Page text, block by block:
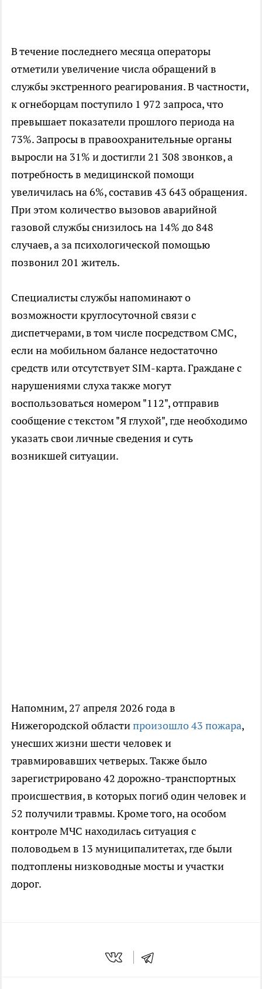
В течение последнего месяца операторы
отметили увеличение числа обращений в
службы экстренного реагирования. В частности,
к огнеборцам поступило 1 972 запроса, что
превышает показатели прошлого периода на
73%. Запросы в правоохранительные органы
выросли на 31% и достигли 21 308 звонков, а
потребность в медицинской помощи
увеличилась на 6%, составив 43 643 обращения.
При этом количество вызовов аварийной
газовой службы снизилось на 14% до 848
случаев, а за психологической помощью
позвонил 201 житель.
Специалисты службы напоминают о
возможности круглосуточной связи с
диспетчерами, в том числе посредством СМС,
если на мобильном балансе недостаточно
средств или отсутствует SIM-карта. Граждане с
нарушениями слуха также могут
воспользоваться номером "112", отправив
сообщение с текстом "Я глухой", где необходимо
указать свои личные сведения и суть
возникшей ситуации.
Напомним, 27 апреля 2026 года в
Нижегородской областипроизошло 43 пожара,
унесших жизни шести человек и
травмировавших четверых. Также было
зарегистрировано 42 дорожно-транспортных
происшествия, в которых погиб один человек и
52 получили травмы. Кроме того, на особом
контроле МЧС находилась ситуация с
половодьем в 13 муниципалитетах, где были
подтоплены низководные мосты и участки
дорог.